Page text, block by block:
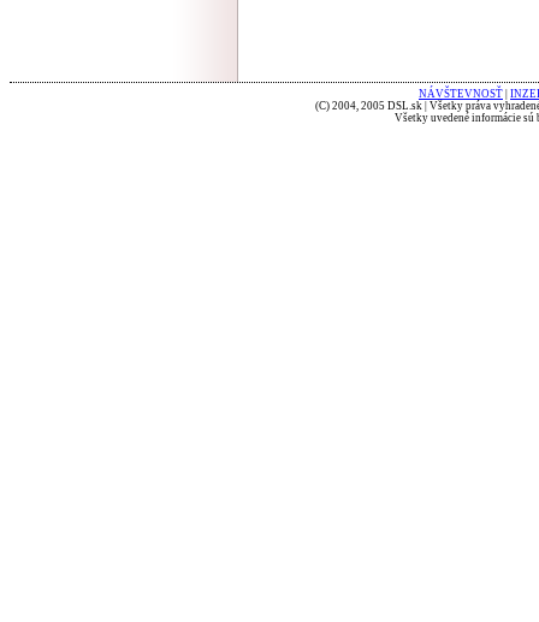
NÁVŠTEVNOSŤ
(C) 2004, 2005 DSL.sk | Všetky práva
Všetky uvedené informácie sú